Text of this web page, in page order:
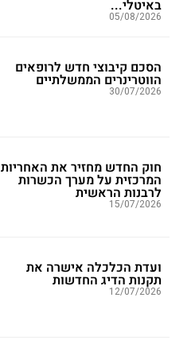
באיטלי...
05/08/2026
הסכם קיבוצי חדש לרופאים
הווטרינרים הממשלתיים
30/07/2026
חוק החדש מחזיר את האחריות
המרכזית על מערך הכשרות
לרבנות הראשית
15/07/2026
ועדת הכלכלה אישרה את
תקנות הדיג החדשות
12/07/2026